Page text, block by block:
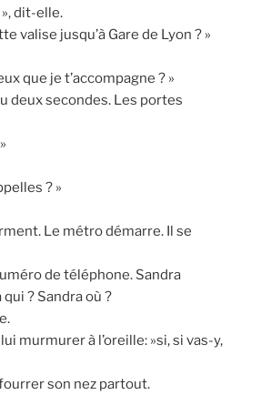
dit-elle.
valise jusqu’à Gare de Lyon ? »
que je t’accompagne ? »
deux secondes. Les portes
? »
Le métro démarre. Il se
de téléphone. Sandra
? Sandra où ?
murmurer à l’oreille: »si, si vas-y,
son nez partout.